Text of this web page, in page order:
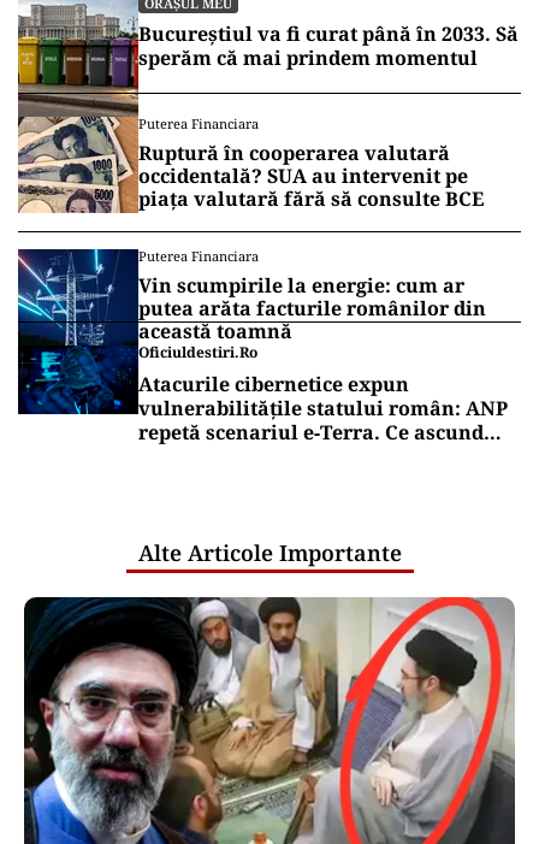
Bucureștiul va fi curat până în 2033. Să
sperăm că mai prindem momentul
Puterea Financiara
Ruptură în cooperarea valutară
occidentală? SUA au intervenit pe
piața valutară fără să consulte BCE
Puterea Financiara
Vin scumpirile la energie: cum ar
putea arăta facturile românilor din
această toamnă
Oficiuldestiri.ro
Atacurile cibernetice expun
vulnerabilitățile statului român: ANP
repetă scenariul e‑Terra. Ce ascund
Alte Articole Importante